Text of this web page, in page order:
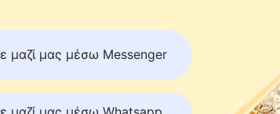
μαζί μας μέσω Messenger